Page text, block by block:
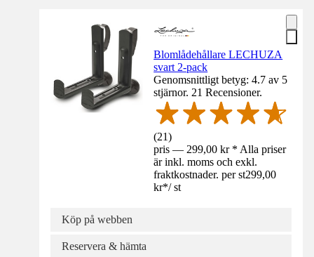
Blomlådehållare LECHUZA
svart 2-pack
Genomsnittligt betyg: 4.7 av 5
stjärnor. 21 Recensioner.
(21)
pris — 299,00 kr * Alla priser
är inkl. moms och exkl.
fraktkostnader. per st299,00
kr*/ st
Köp på webben
Reservera & hämta